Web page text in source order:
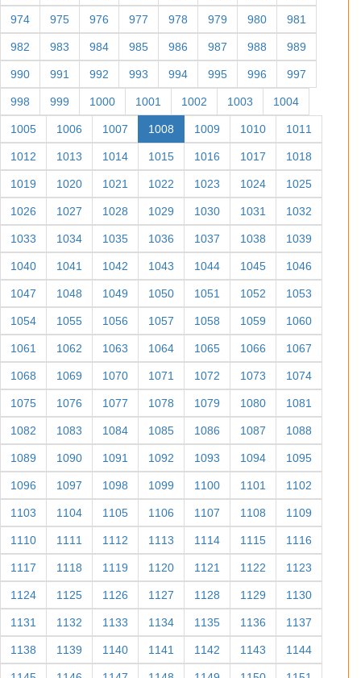
974 975 976 977 978 979 980 981
982 983 984 985 986 987 988 989
990 991 992 993 994 995 996 997
998 999 1000 1001 1002 1003 1004
1005 1006 1007 1008 1009 1010 1011
1012 1013 1014 1015 1016 1017 1018
1019 1020 1021 1022 1023 1024 1025
1026 1027 1028 1029 1030 1031 1032
1033 1034 1035 1036 1037 1038 1039
1040 1041 1042 1043 1044 1045 1046
1047 1048 1049 1050 1051 1052 1053
1054 1055 1056 1057 1058 1059 1060
1061 1062 1063 1064 1065 1066 1067
1068 1069 1070 1071 1072 1073 1074
1075 1076 1077 1078 1079 1080 1081
1082 1083 1084 1085 1086 1087 1088
1089 1090 1091 1092 1093 1094 1095
1096 1097 1098 1099 1100 1101 1102
1103 1104 1105 1106 1107 1108 1109
1110 1111 1112 1113 1114 1115 1116
1117 1118 1119 1120 1121 1122 1123
1124 1125 1126 1127 1128 1129 1130
1131 1132 1133 1134 1135 1136 1137
1138 1139 1140 1141 1142 1143 1144